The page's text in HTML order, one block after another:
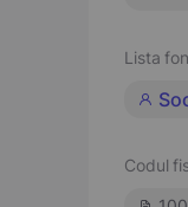
Lista
Codul